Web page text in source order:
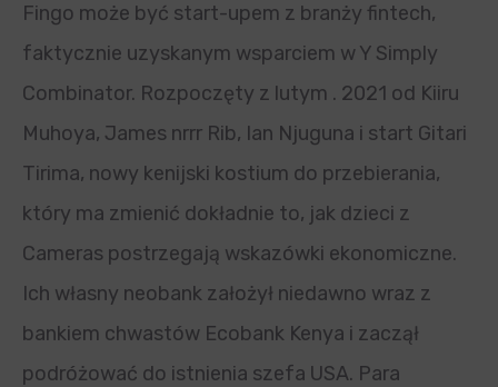
Fingo może być start-upem z branży fintech,
faktycznie uzyskanym wsparciem w Y Simply
Combinator. Rozpoczęty z lutym . 2021 od Kiiru
Muhoya, James nrrr Rib, Ian Njuguna i start Gitari
Tirima, nowy kenijski kostium do przebierania,
który ma zmienić dokładnie to, jak dzieci z
Cameras postrzegają wskazówki ekonomiczne.
Ich własny neobank założył niedawno wraz z
bankiem chwastów Ecobank Kenya i zaczął
podróżować do istnienia szefa USA. Para